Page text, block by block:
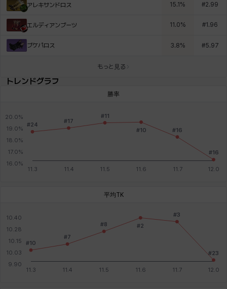
アレキサンドロス 15.1 % #2.99
エルディアンブーツ 11.0% #1.96
ブケパロス 3.8% #5.97
もっと見る
トレンドグラフ
勝率
平均TK